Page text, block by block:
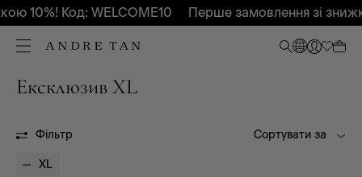
Код: WELCOME10 Перше замовлення зі знижкою
Ексклюзив XL
Фільтр
Всі
Осінь-Зима 2026
Осінь-Зима 2027Сортувати за
XL